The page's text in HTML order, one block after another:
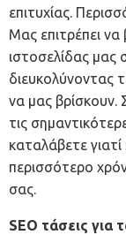
επιτυχίας.
Μας επιτρέπει
ιστοσελίδας μας
διευκολύνοντας
να μας
τις
καταλάβετε
περισσότερο
σας.
SEO τάσεις για